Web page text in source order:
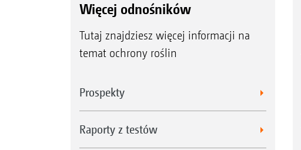
Więcej odnośników
Tutaj znajdziesz więcej informacji na
temat ochrony roślin
Prospekty
Raporty z testów